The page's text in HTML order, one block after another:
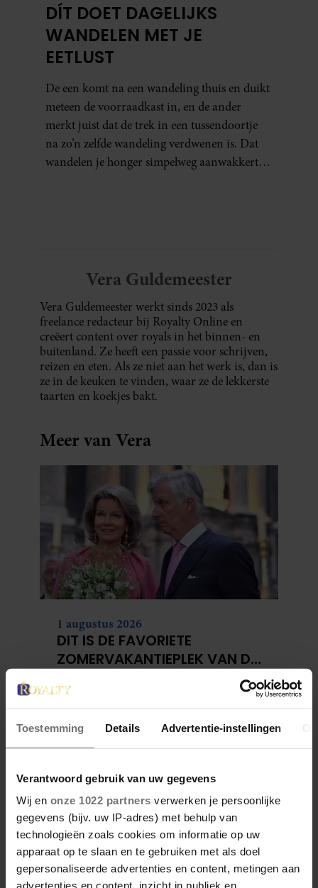
Toestemming Details Advertentie-instellingen
Verantwoord gebruik van uw gegevens
Wij en onze 1022 partners verwerken je persoonlijke
gegevens (bijv. uw IP-adres) met behulp van
technologieën zoals cookies om informatie op uw
apparaat op te slaan en te gebruiken met als doel
gepersonaliseerde advertenties en content, metingen aan
advertenties en content, inzicht in publiek en
DÍT DOET DAGELIJKS
WANDELEN MET JE
EETLUST
De een komt na een wandeling thuis en duikt
meteen de voorraadkast in, en de ander
merkt juist dat de trek in een tussendoortje
na zo’n zelfde wandeling verdwenen is. Dat
wandelen je honger simpelweg aanwakkert,
Vera Guldemeester
Vera Guldemeester werkt sinds 2023 als
freelance redacteur bij Royalty Online en
creëert content over royals in het binnen- en
buitenland. Ze heeft een passie voor schrijven,
reizen en eten. Als ze niet aan het werk is, dan is
ze in de keuken te vinden, waar ze de lekkerste
taarten en koekjes bakt.
Meer van Vera
1 augustus 2026
DIT IS DE FAVORIETE
ZOMERVAKANTIEPLEK VAN DE
FAMILIE
28 april 2026
DIT ZIJN DE 4 FAVORIETE